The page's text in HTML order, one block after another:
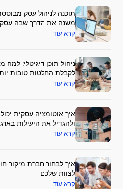
משנה את הדרך שבה
קרא עוד
ניהול תוכן דיגיטלי:
לקבלת החלטות טובות
קרא עוד
איך אוטומציה עסקית
ולהגדיל את היעילות
קרא עוד
איך לבחור חברת מיקור
לצוות שלכם
קרא עוד